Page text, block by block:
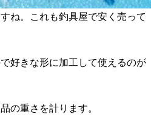
ね。これも釣具屋で安く売って
好きな形に加工して使えるのが
の重さを計ります。